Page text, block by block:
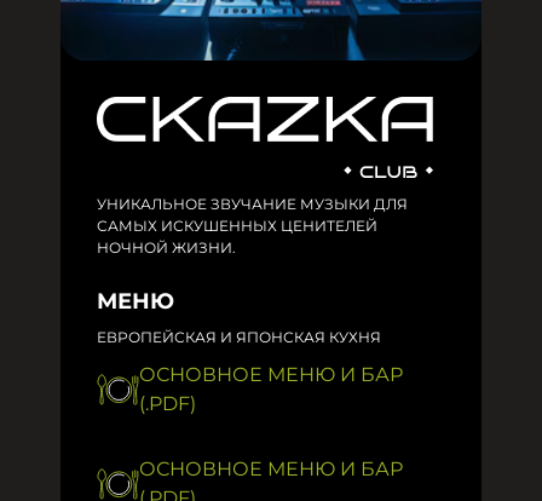
УНИКАЛЬНОЕ ЗВУЧАНИЕ МУЗЫКИ ДЛЯ
САМЫХ ИСКУШЕННЫХ ЦЕНИТЕЛЕЙ
НОЧНОЙ ЖИЗНИ.
МЕНЮ
ЕВРОПЕЙСКАЯ И ЯПОНСКАЯ КУХНЯ
ОСНОВНОЕ МЕНЮ И БАР
(.PDF)
ОСНОВНОЕ МЕНЮ И БАР